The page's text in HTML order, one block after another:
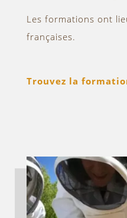
Les formations ont
françaises.
Trouvez la